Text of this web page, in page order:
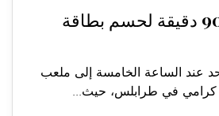
ديربي الشمال 90 دقيقة لحسم بطاقة
عند الساعة الخامسة إلى ملعب
كرامي في طرابلس، حيث...